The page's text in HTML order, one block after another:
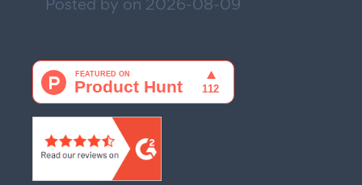
Posted by on 2026-08-09